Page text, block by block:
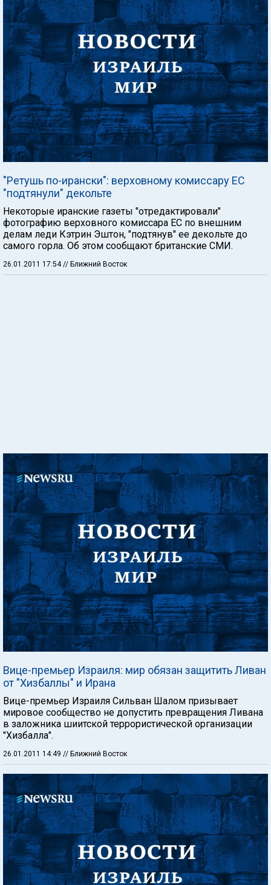
"Ретушь по-ирански": верховному комиссару ЕС
"подтянули" декольте
Некоторые иранские газеты "отредактировали"
фотографию верховного комиссара ЕС по внешним
делам леди Кэтрин Эштон, "подтянув" ее декольте до
самого горла. Об этом сообщают британские СМИ.
26.01.2011 17:54 // Ближний Восток
Вице-премьер Израиля: мир обязан защитить Ливан
от "Хизбаллы" и Ирана
Вице-премьер Израиля Сильван Шалом призывает
мировое сообщество не допустить превращения Ливана
в заложника шиитской террористической организации
"Хизбалла".
26.01.2011 14:49 // Ближний Восток